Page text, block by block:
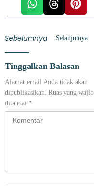
Sebelumnya Selanjutnya
Tinggalkan Balasan
Alamat email Anda tidak akan
dipublikasikan. Ruas yang wajib
ditandai *